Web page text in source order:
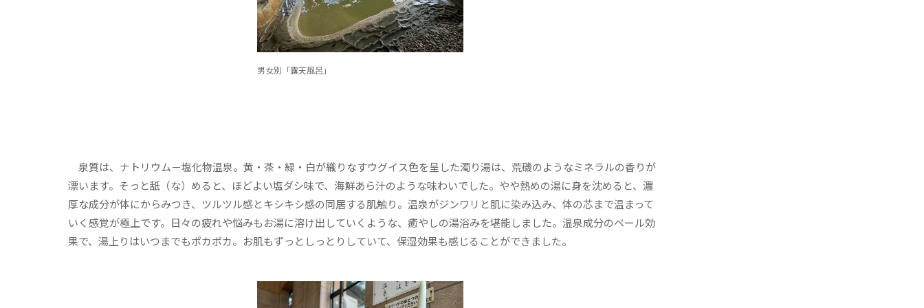
男女別「露天風呂」
泉質は、ナトリウム－塩化物温泉。黄・茶・緑・白が織りなすウグイス色を呈した濁り湯は、荒磯のようなミネラルの香りが
漂います。そっと舐（な）めると、ほどよい塩ダシ味で、海鮮あら汁のような味わいでした。やや熱めの湯に身を沈めると、濃
厚な成分が体にからみつき、ツルツル感とキシキシ感の同居する肌触り。温泉がジンワリと肌に染み込み、体の芯まで温まって
いく感覚が極上です。日々の疲れや悩みもお湯に溶け出していくような、癒やしの湯浴みを堪能しました。温泉成分のベール効
果で、湯上りはいつまでもポカポカ。お肌もずっとしっとりしていて、保湿効果も感じることができました。